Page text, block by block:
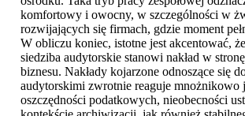
komfortowy i owocny, w szczególności w
rozwijających się firmach, gdzie moment
W obliczu koniec, istotne jest akcentować,
siedziba audytorskie stanowi nakład w
biznesu. Nakłady kojarzone odnoszące się
audytorskimi zwrotnie reaguje mnożnikowo
oszczędności podatkowych, nieobecności